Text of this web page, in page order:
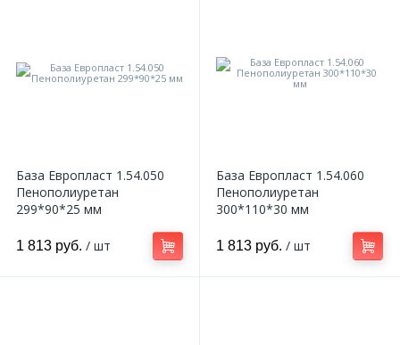
База Европласт 1.54.050
Пенополиуретан
299*90*25 мм
1 813 руб. / шт
База Европласт 1.54.060
Пенополиуретан
300*110*30 мм
1 813 руб. / шт